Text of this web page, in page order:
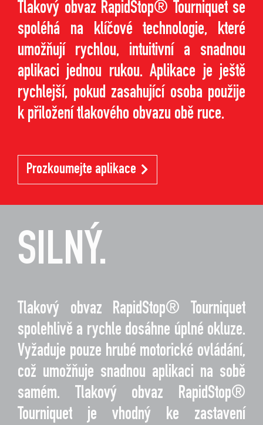
Tlakový obvaz RapidStop® Tourniquet se
spoléhá na klíčové technologie, které
umožňují rychlou, intuitivní a snadnou
aplikaci jednou rukou. Aplikace je ještě
rychlejší, pokud zasahující osoba použije
k přiložení tlakového obvazu obě ruce.
Prozkoumejte aplikace
SILNÝ.
Tlakový obvaz RapidStop® Tourniquet
spolehlivě a rychle dosáhne úplné okluze.
Vyžaduje pouze hrubé motorické ovládání,
což umožňuje snadnou aplikaci na sobě
samém. Tlakový obvaz RapidStop®
Tourniquet je vhodný ke zastavení